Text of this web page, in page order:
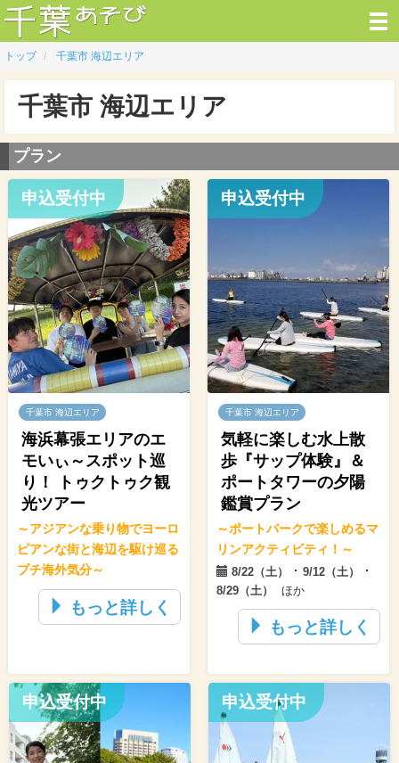
トップ 千葉市 海辺エリア
千葉市 海辺エリア
プラン
申込受付中
千葉市 海辺エリア
海浜幕張エリアのエ
モいぃ～スポット巡
り！ トゥクトゥク観
光ツアー
～アジアンな乗り物でヨーロ
ピアンな街と海辺を駆け巡る
プチ海外気分～
もっと詳しく
申込受付中
千葉市 海辺エリア
気軽に楽しむ水上散
歩『サップ体験』＆
ポートタワーの夕陽
鑑賞プラン
～ポートパークで楽しめるマ
リンアクティビティ！～
8/22（土） ･ 9/12（土） ･
8/29（土） ほか
もっと詳しく
申込受付中 申込受付中